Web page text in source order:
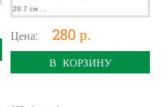
Цена: 280 р.
В КОРЗИНУ